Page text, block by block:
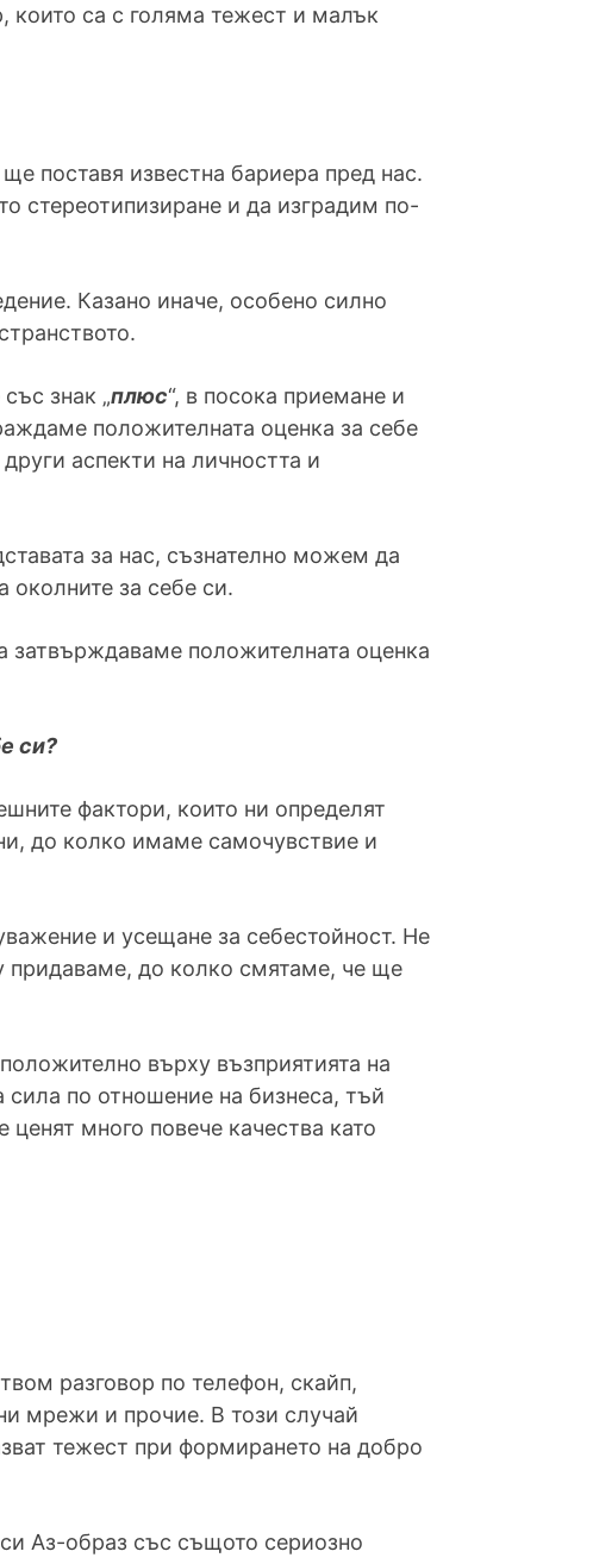
които са с голяма тежест и малък
поставя известна бариера пред нас.
стереотипизиране и да изградим по-
Казано иначе, особено силно
знак „плюс“, в посока приемане и
положителната оценка за себе
аспекти на личността и
за нас, съзнателно можем да
околните за себе си.
положителната оценка
си?
фактори, които ни определят
до колко имаме самочувствие и
и усещане за себестойност. Не
придаваме, до колко смятаме, че ще
върху възприятията на
сила по отношение на бизнеса, тъй
ценят много повече качества като
разговор по телефон, скайп,
мрежи и прочие. В този случай
тежест при формирането на добро
Аз-образ със същото сериозно